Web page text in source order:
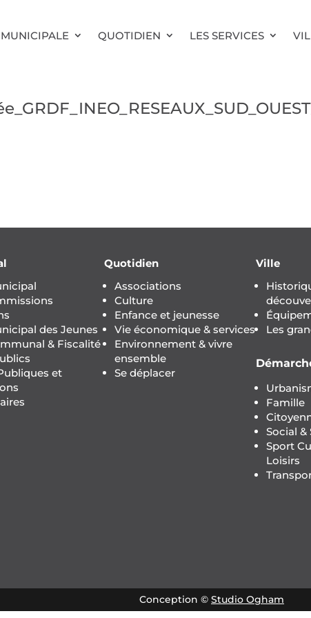
QUOTIDIEN LES SERVICES
des Jeunes
& Fiscalité
et
Quotidien
Associations
Culture
Enfance et jeunesse
Vie économique & services
Environnement & vivre
ensemble
Se déplacer
Ville
Les
Famille
Social &
Sport
Loisirs
Conception © Studio Ogham